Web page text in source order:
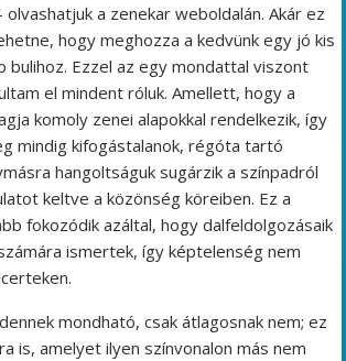
olvashatjuk a zenekar weboldalán. Akár ez
hogy meghozza a kedvünk egy jó kis
Ezzel az egy mondattal viszont
el mindent róluk. Amellett, hogy a
komoly zenei alapokkal rendelkezik, így
mindig kifogástalanok, régóta tartó
hangoltságuk sugárzik a színpadról
keltve a közönség köreiben. Ez a
fokozódik azáltal, hogy dalfeldolgozásaik
ismertek, így képtelenség nem
mondható, csak átlagosnak nem; ez
is, amelyet ilyen színvonalon más nem